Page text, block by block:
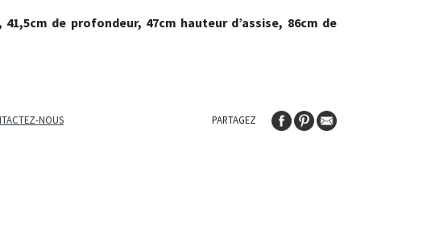
41,5cm de profondeur, 47cm hauteur d’assise, 86cm de
NOUS PARTAGEZ